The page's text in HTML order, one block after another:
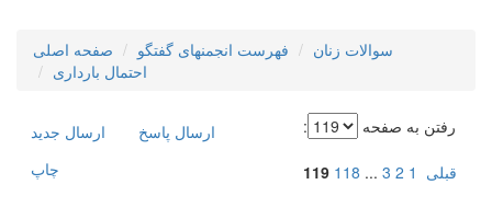
صفحه اصلی فهرست انجمنهای گفتگو
سوالات زنان
احتمال بارداری
ارسال جديد
ارسال پاسخ
چاپ
رفتن به صفحه :
قبلی 1
2
3
...
118
119